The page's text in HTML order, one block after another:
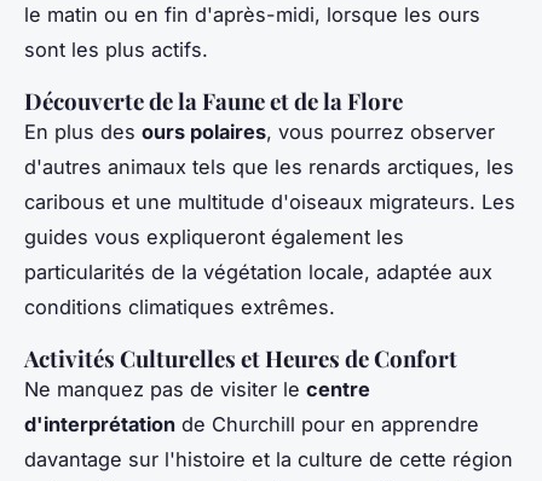
le matin ou en fin d'après-midi, lorsque les ours
sont les plus actifs.
Découverte de la Faune et de la Flore
En plus des ours polaires, vous pourrez observer
d'autres animaux tels que les renards arctiques, les
caribous et une multitude d'oiseaux migrateurs. Les
guides vous expliqueront également les
particularités de la végétation locale, adaptée aux
conditions climatiques extrêmes.
Activités Culturelles et Heures de Confort
Ne manquez pas de visiter le centre
d'interprétation de Churchill pour en apprendre
davantage sur l'histoire et la culture de cette région